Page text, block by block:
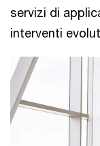
servizi di
interventi